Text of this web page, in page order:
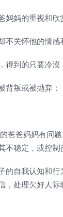
妈妈的重视和欣
不关怀他的情感
得到的只要冷漠
背叛或被抛弃；
爸爸妈妈有问
稳定，或控
的自我认知和
，处理欠好人